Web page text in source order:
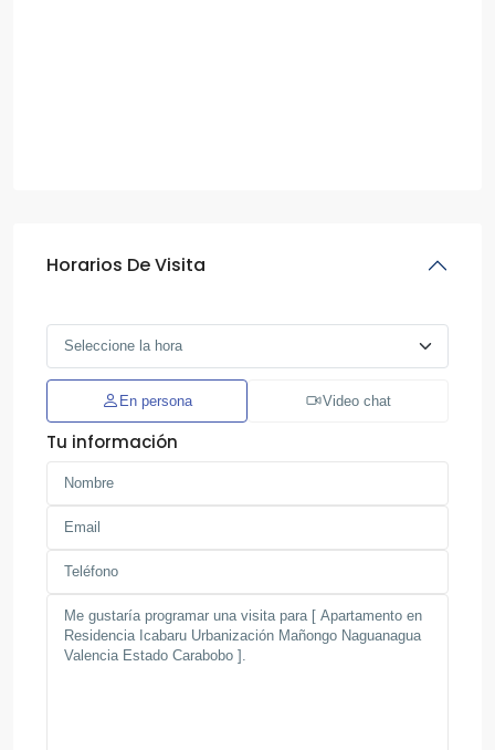
Horarios De Visita
En persona Video chat
Tu información